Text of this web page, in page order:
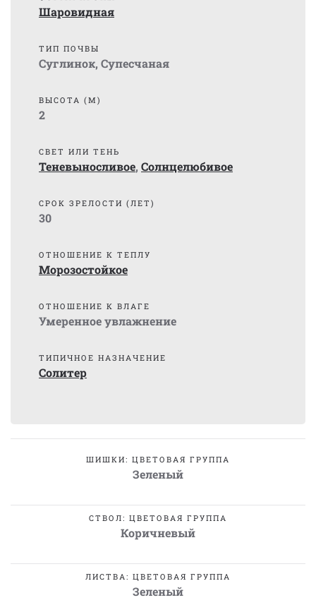
Шаровидная
ТИП ПОЧВЫ
Суглинок, Супесчаная
ВЫСОТА (М)
2
СВЕТ ИЛИ ТЕНЬ
Теневыносливое, Солнцелюбивое
СРОК ЗРЕЛОСТИ (ЛЕТ)
30
ОТНОШЕНИЕ К ТЕПЛУ
Морозостойкое
ОТНОШЕНИЕ К ВЛАГЕ
Умеренное увлажнение
ТИПИЧНОЕ НАЗНАЧЕНИЕ
Солитер
ШИШКИ: ЦВЕТОВАЯ ГРУППА
Зеленый
СТВОЛ: ЦВЕТОВАЯ ГРУППА
Коричневый
ЛИСТВА: ЦВЕТОВАЯ ГРУППА
Зеленый